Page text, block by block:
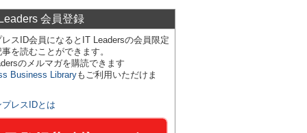
会員登録
スID会員になるとIT Leadersの会員限定
を読むことができます。
のメルマガを購読できます
Business Libraryもご利用いただけま
プレスIDとは